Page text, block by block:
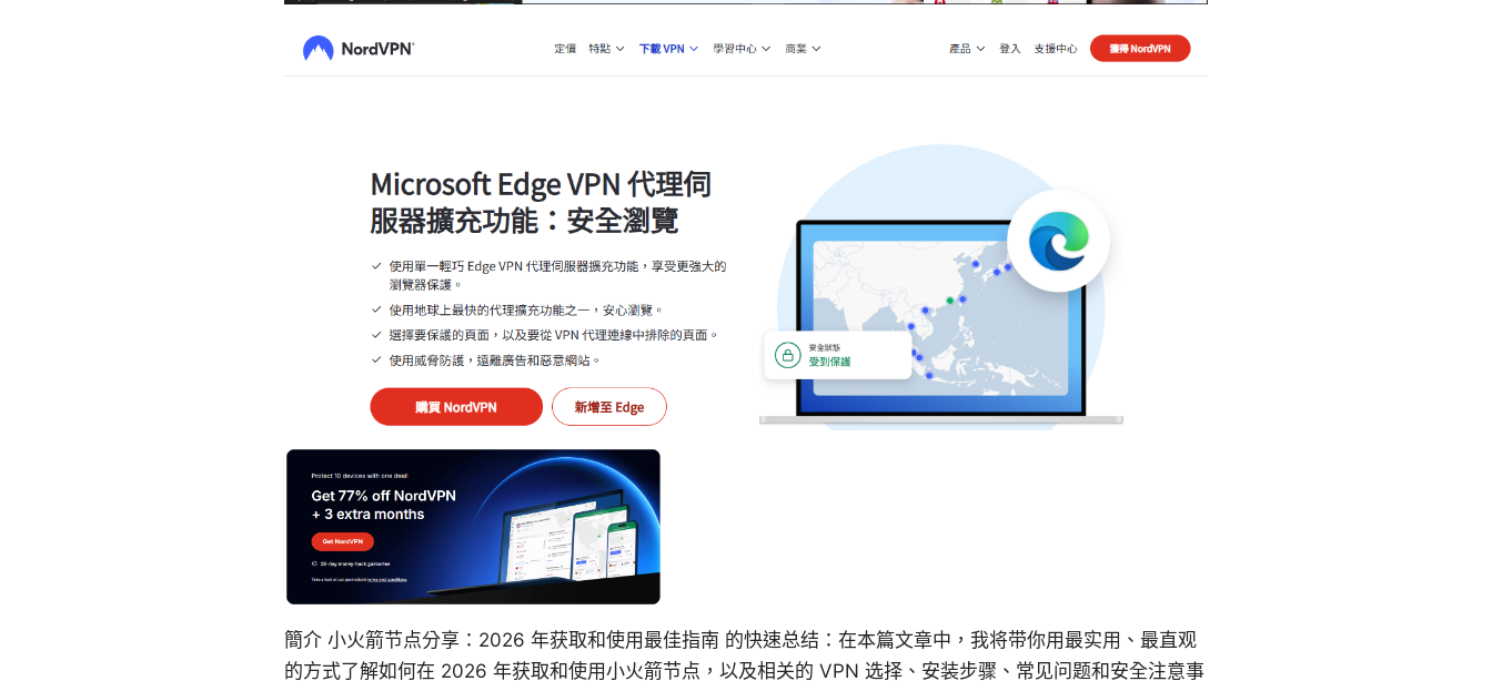
簡介 小火箭节点分享：2026 年获取和使用最佳指南 的快速总结：在本篇文章中，我将带你用最实用、最直观
的方式了解如何在 2026 年获取和使用小火箭节点，以及相关的 VPN 选择、安装步骤、常见问题和安全注意事